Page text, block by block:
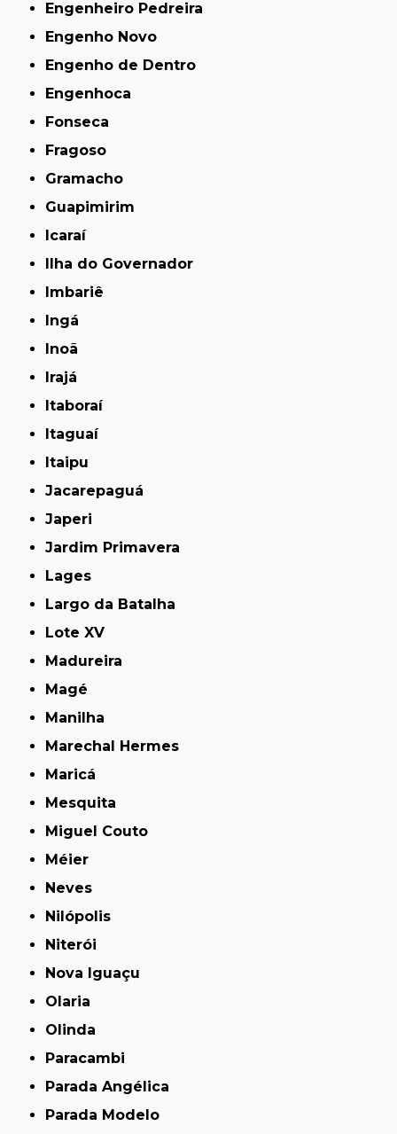
Engenheiro Pedreira
Engenho Novo
Engenho de Dentro
Engenhoca
Fonseca
Fragoso
Gramacho
Guapimirim
Icaraí
Ilha do Governador
Imbariê
Ingá
Inoã
Irajá
Itaboraí
Itaguaí
Itaipu
Jacarepaguá
Japeri
Jardim Primavera
Lages
Largo da Batalha
Lote XV
Madureira
Magé
Manilha
Marechal Hermes
Maricá
Mesquita
Miguel Couto
Méier
Neves
Nilópolis
Niterói
Nova Iguaçu
Olaria
Olinda
Paracambi
Parada Angélica
Parada Modelo